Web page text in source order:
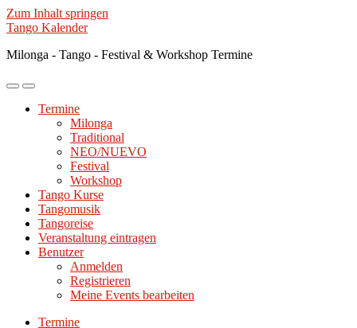
Zum Inhalt springen
Tango Kalender
Milonga - Tango - Festival & Workshop Termine
Mobile-
ein-/ausblenden
Suchfeld
ein-/ausblenden
Termine
Milonga
Traditional
NEO/NUEVO
Festival
Workshop
Tango Kurse
Tangomusik
Tangoreise
Veranstaltung eintragen
Benutzer
Anmelden
Registrieren
Meine Events bearbeiten
Termine